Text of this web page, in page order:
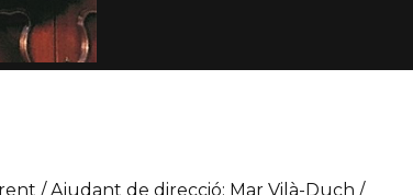
/ Ajudant de direcció: Mar Vilà-Duch /